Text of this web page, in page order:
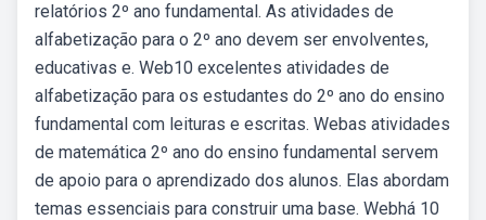
relatórios 2º ano fundamental. As atividades de
alfabetização para o 2º ano devem ser envolventes,
educativas e. Web10 excelentes atividades de
alfabetização para os estudantes do 2º ano do ensino
fundamental com leituras e escritas. Webas atividades
de matemática 2º ano do ensino fundamental servem
de apoio para o aprendizado dos alunos. Elas abordam
temas essenciais para construir uma base. Webhá 10